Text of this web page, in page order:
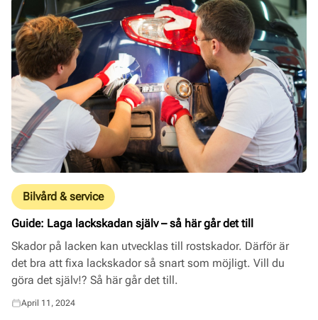
Bilvård & service
Guide: Laga lackskadan själv – så här går det till
Skador på lacken kan utvecklas till rostskador. Därför är
det bra att fixa lackskador så snart som möjligt. Vill du
göra det själv!? Så här går det till.
April 11, 2024